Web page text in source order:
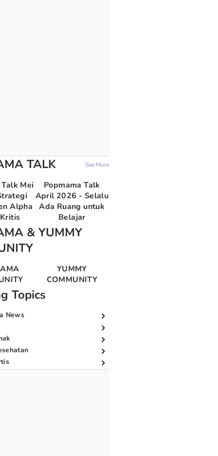
TALK See More
Mei
Alpha
Popmama Talk
April 2026 - Selalu
Ada Ruang untuk
Belajar
& YUMMY
YUMMY
COMMUNITY
Topics
News